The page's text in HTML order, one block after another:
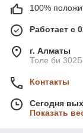
100%
Работает с
г. Алматы
Толе би
Контакты
Сегодня
Показать